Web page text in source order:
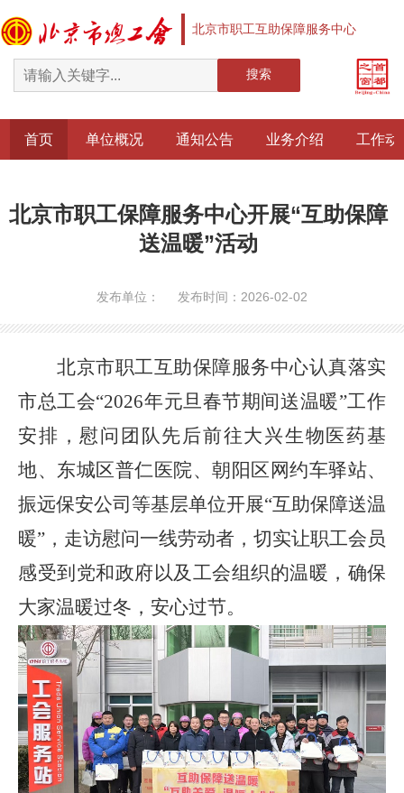
北京市职工互助保障服务中心
搜索
首页 单位概况 通知公告 业务介绍 工作动
北京市职工保障服务中心开展“互助保障
送温暖”活动
发布单位： 发布时间：2026-02-02
北京市职工互助保障服务中心认真落实
市总工会“2026年元旦春节期间送温暖”工作
安排，慰问团队先后前往大兴生物医药基
地、东城区普仁医院、朝阳区网约车驿站、
振远保安公司等基层单位开展“互助保障送温
暖”， 走访慰问一线劳动者，切实让职工会员
感受到党和政府以及工会组织的温暖， 确保
大家温暖过冬，安心过节。